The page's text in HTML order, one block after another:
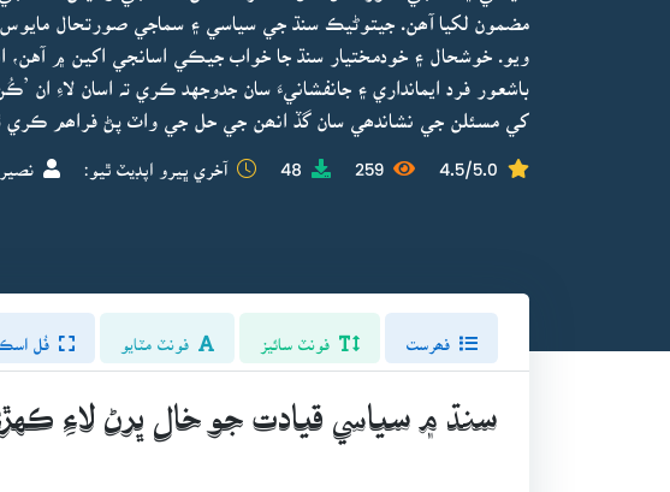
مضمون لکيا آھن. جيتوڻيڪ سنڌ جي سياسي ۽ سماجي صورتحال مايوس
ويو. خوشحال ۽ خودمختيار سنڌ جا خواب جيڪي اسانجي اکين ۾ آهن،
باشعور فرد ايمانداري ۽ جانفشانيءَ سان جدوجهد ڪري تہ اسان لاءِ ان
کي مسئلن جي نشاندھي سان گڏ انھن جي حل جي واٽ پڻ فراھم ڪري
4.5/5.0
259
48 آخري ڀيرو اپڊيٽ ٿيو:
فونٽ سائيز فونٽ مٽايو فُل
سنڌ ۾ سياسي قيادت جو خال ڀرڻ لاءِ